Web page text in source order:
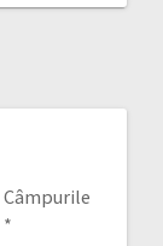
Câmpurile
*